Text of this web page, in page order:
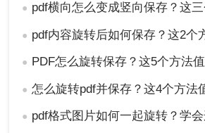
4、在打印设置中，找到“页面
项，选择“旋转”并设置相应的
5、点击“打印”按钮，虚拟打
● pdf横向怎么变成竖向保存？这三个
● pdf内容旋转后如何保存？这2个
● PDF怎么旋转保存？这5个方法值
● 怎么旋转pdf并保存？这4个方法
● pdf格式图片如何一起旋转？学会这